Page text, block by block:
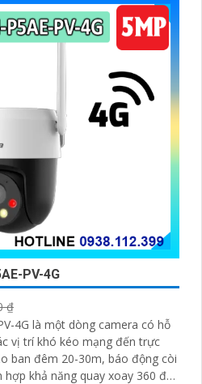
PV-4G
₫
4G là một dòng camera có hỗ
vị trí khó kéo mạng đến trực
ban đêm 20-30m, báo động còi
khả năng quay xoay 360 độ